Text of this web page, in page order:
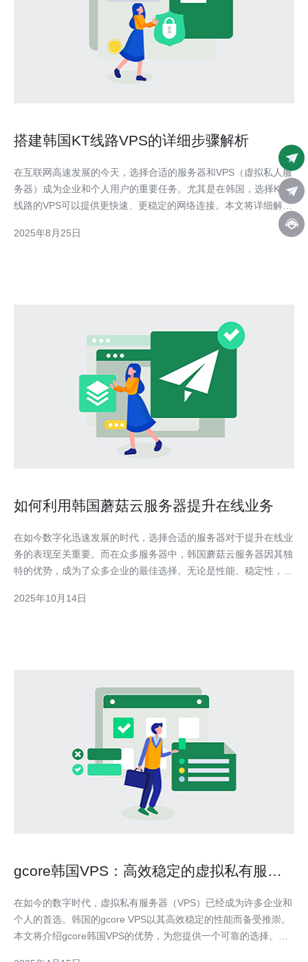
搭建韩国KT线路VPS的详细步骤解析
在互联网高速发展的今天，选择合适的服务器和VPS（虚拟私人服
务器）成为企业和个人用户的重要任务。尤其是在韩国，选择KT
线路的VPS可以提供更快速、更稳定的网络连接。本文将详细解析
选择一个可靠的VPS服务提供商是搭建韩国KT线路VPS的第一步。
2025年8月25日
如何利用韩国蘑菇云服务器提升在线业务
在如今数字化迅速发展的时代，选择合适的服务器对于提升在线业
务的表现至关重要。而在众多服务器中，韩国蘑菇云服务器因其独
特的优势，成为了众多企业的最佳选择。无论是性能、稳定性，还
在线业务的理想工具。本文将详细评测和介绍如何利用韩国蘑菇云
2025年10月14日
gcore韩国VPS：高效稳定的虚拟私有服务
在如今的数字时代，虚拟私有服务器（VPS）已经成为许多企业和
个人的首选。韩国的gcore VPS以其高效稳定的性能而备受推崇。
本文将介绍gcore韩国VPS的优势，为您提供一个可靠的选择。